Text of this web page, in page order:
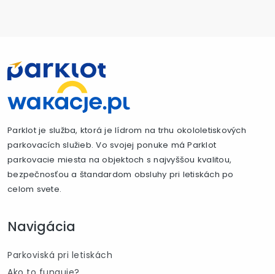
Parklot je služba, ktorá je lídrom na trhu okololetiskových
parkovacích služieb. Vo svojej ponuke má Parklot
parkovacie miesta na objektoch s najvyššou kvalitou,
bezpečnosťou a štandardom obsluhy pri letiskách po
celom svete.
Navigácia
Parkoviská pri letiskách